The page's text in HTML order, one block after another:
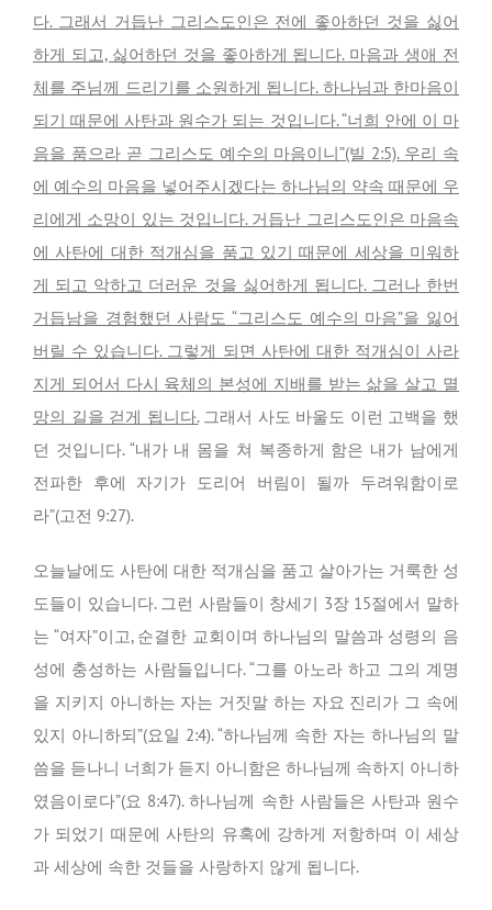
다. 그래서 거듭난 그리스도인은 전에 좋아하던 것을 싫어
하게 되고, 싫어하던 것을 좋아하게 됩니다. 마음과 생애 전
체를 주님께 드리기를 소원하게 됩니다. 하나님과 한마음이
되기 때문에 사탄과 원수가 되는 것입니다. “너희 안에 이 마
음을 품으라 곧 그리스도 예수의 마음이니”(빌 2:5). 우리 속
에 예수의 마음을 넣어주시겠다는 하나님의 약속 때문에 우
리에게 소망이 있는 것입니다. 거듭난 그리스도인은 마음속
에 사탄에 대한 적개심을 품고 있기 때문에 세상을 미워하
게 되고 악하고 더러운 것을 싫어하게 됩니다. 그러나 한번
거듭남을 경험했던 사람도 “그리스도 예수의 마음”을 잃어
버릴 수 있습니다. 그렇게 되면 사탄에 대한 적개심이 사라
지게 되어서 다시 육체의 본성에 지배를 받는 삶을 살고 멸
망의 길을 걷게 됩니다.그래서 사도 바울도 이런 고백을 했
던 것입니다. “내가 내 몸을 쳐 복종하게 함은 내가 남에게
전파한 후에 자기가 도리어 버림이 될까 두려워함이로
라”(고전 9:27).
오늘날에도 사탄에 대한 적개심을 품고 살아가는 거룩한 성
도들이 있습니다. 그런 사람들이 창세기 3장 15절에서 말하
는 “여자”이고, 순결한 교회이며 하나님의 말씀과 성령의 음
성에 충성하는 사람들입니다. “그를 아노라 하고 그의 계명
을 지키지 아니하는 자는 거짓말 하는 자요 진리가 그 속에
있지 아니하되”(요일 2:4). “하나님께 속한 자는 하나님의 말
씀을 듣나니 너희가 듣지 아니함은 하나님께 속하지 아니하
였음이로다”(요 8:47). 하나님께 속한 사람들은 사탄과 원수
가 되었기 때문에 사탄의 유혹에 강하게 저항하며 이 세상
과 세상에 속한 것들을 사랑하지 않게 됩니다.